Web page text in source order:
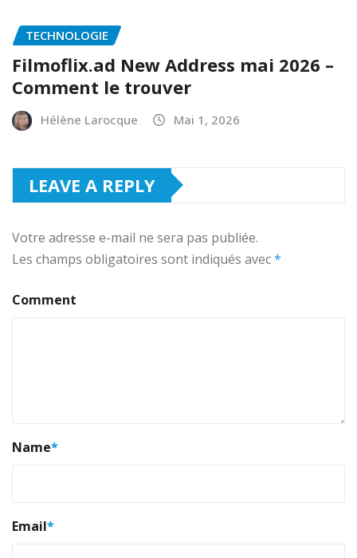
TECHNOLOGIE
Filmoflix.ad New Address mai 2026 –
Comment le trouver
Hélène Larocque Mai 1, 2026
LEAVE A REPLY
Votre adresse e-mail ne sera pas publiée.
Les champs obligatoires sont indiqués avec*
Comment
Name*
Email*